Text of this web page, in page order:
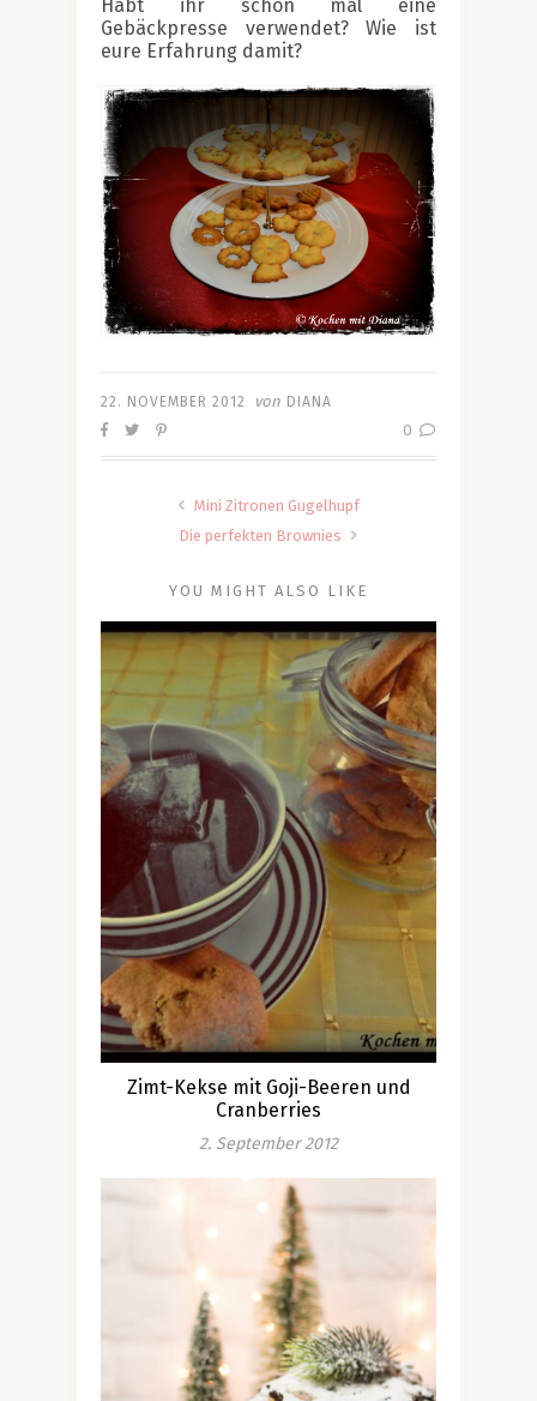
Habt ihr schon mal eine
Gebäckpresse verwendet? Wie ist
eure Erfahrung damit?
22. NOVEMBER 2012 von DIANA
0
Mini Zitronen Gugelhupf
Die perfekten Brownies
YOU MIGHT ALSO LIKE
Zimt-Kekse mit Goji-Beeren und
Cranberries
2. September 2012